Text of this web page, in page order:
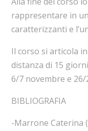
rappresentare in
caratterizzanti e
Il corso si articola
distanza di 15
6/7 novembre e
BIBLIOGRAFIA
-Marrone Caterina